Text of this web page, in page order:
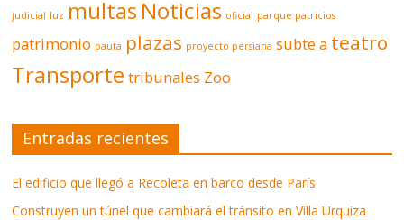
judicial luz multas Noticias oficial parque patricios
patrimonio pauta plazas proyecto persiana subte a teatro
Transporte tribunales Zoo
Entradas recientes
El edificio que llegó a Recoleta en barco desde París
Construyen un túnel que cambiará el tránsito en Villa Urquiza